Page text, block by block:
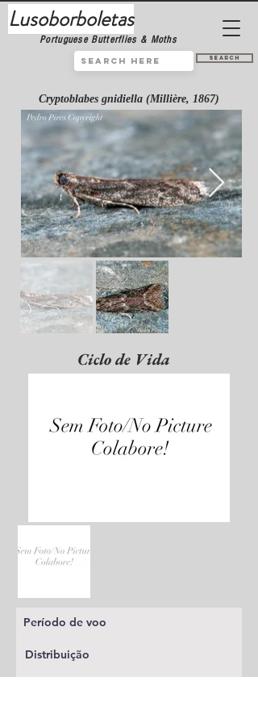
Lusoborboletas
Portuguese Butterflies & Moths
Search
Cryptoblabes gnidiella (Millière, 1867)
Ciclo de Vida
Período de voo
Distribuição